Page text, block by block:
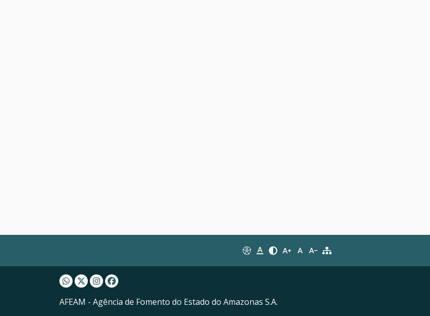
Whatsapp AFEAM
Twitter AFEAM
Instagram AFEAM
Facebook AFEAM
AFEAM - Agência de Fomento do Estado do Amazonas S.A.